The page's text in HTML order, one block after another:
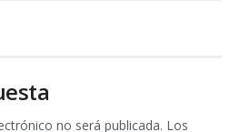
no será publicada. Los